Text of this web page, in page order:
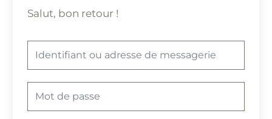
Salut, bon retour !